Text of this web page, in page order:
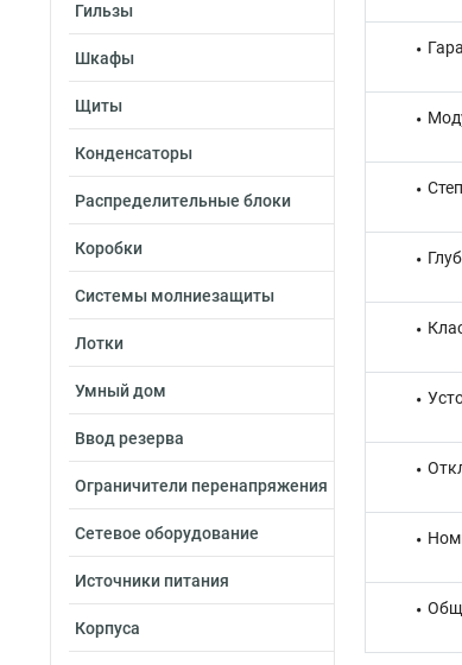
Гильзы
Шкафы
Щиты
Конденсаторы
Распределительные блоки
Коробки
Системы молниезащиты
Лотки
Умный дом
Ввод резерва
Ограничители перенапряжения
Сетевое оборудование
Источники питания
Корпуса